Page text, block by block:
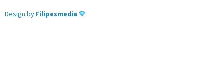
Design by Filipesmedia 🧡